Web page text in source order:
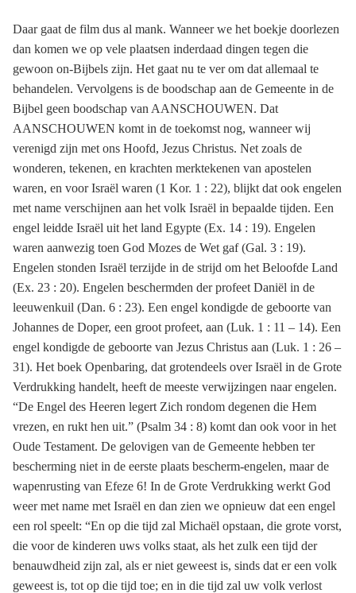
Daar gaat de film dus al mank. Wanneer we het boekje doorlezen
dan komen we op vele plaatsen inderdaad dingen tegen die
gewoon on-Bijbels zijn. Het gaat nu te ver om dat allemaal te
behandelen. Vervolgens is de boodschap aan de Gemeente in de
Bijbel geen boodschap van AANSCHOUWEN. Dat
AANSCHOUWEN komt in de toekomst nog, wanneer wij
verenigd zijn met ons Hoofd, Jezus Christus. Net zoals de
wonderen, tekenen, en krachten merktekenen van apostelen
waren, en voor Israël waren (1 Kor. 1 : 22), blijkt dat ook engelen
met name verschijnen aan het volk Israël in bepaalde tijden. Een
engel leidde Israël uit het land Egypte (Ex. 14 : 19). Engelen
waren aanwezig toen God Mozes de Wet gaf (Gal. 3 : 19).
Engelen stonden Israël terzijde in de strijd om het Beloofde Land
(Ex. 23 : 20). Engelen beschermden der profeet Daniël in de
leeuwenkuil (Dan. 6 : 23). Een engel kondigde de geboorte van
Johannes de Doper, een groot profeet, aan (Luk. 1 : 11 – 14). Een
engel kondigde de geboorte van Jezus Christus aan (Luk. 1 : 26 –
31). Het boek Openbaring, dat grotendeels over Israël in de Grote
Verdrukking handelt, heeft de meeste verwijzingen naar engelen.
“De Engel des Heeren legert Zich rondom degenen die Hem
vrezen, en rukt hen uit.” (Psalm 34 : 8) komt dan ook voor in het
Oude Testament. De gelovigen van de Gemeente hebben ter
bescherming niet in de eerste plaats bescherm-engelen, maar de
wapenrusting van Efeze 6! In de Grote Verdrukking werkt God
weer met name met Israël en dan zien we opnieuw dat een engel
een rol speelt: “En op die tijd zal Michaël opstaan, die grote vorst,
die voor de kinderen uws volks staat, als het zulk een tijd der
benauwdheid zijn zal, als er niet geweest is, sinds dat er een volk
geweest is, tot op die tijd toe; en in die tijd zal uw volk verlost